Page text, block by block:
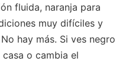
fluida, naranja para
muy difíciles y
hay más. Si ves negro
o cambia el